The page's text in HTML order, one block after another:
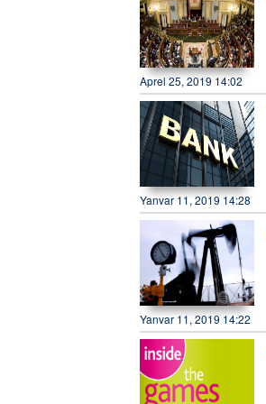
Aprel 25, 2019 14:02
Yanvar 11, 2019 14:28
Yanvar 11, 2019 14:22